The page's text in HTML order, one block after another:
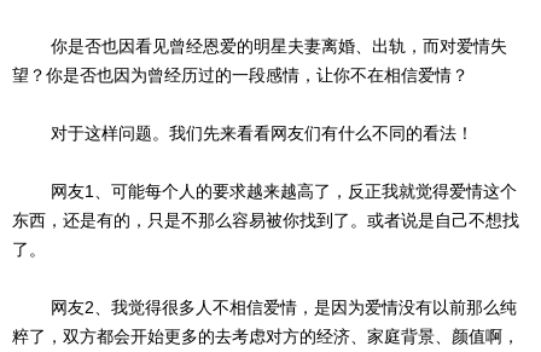
你是否也因看见曾经恩爱的明星夫妻离婚、出轨，而对爱情失
望？你是否也因为曾经历过的一段感情，让你不在相信爱情？
对于这样问题。我们先来看看网友们有什么不同的看法！
网友1、可能每个人的要求越来越高了，反正我就觉得爱情这个
东西，还是有的，只是不那么容易被你找到了。或者说是自己不想找
了。
网友2、我觉得很多人不相信爱情，是因为爱情没有以前那么纯
粹了，双方都会开始更多的去考虑对方的经济、家庭背景、颜值啊，